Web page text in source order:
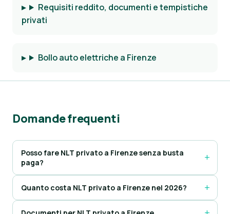
Requisiti reddito, documenti e tempistiche
privati
Bollo auto elettriche a Firenze
Domande frequenti
Posso fare NLT privato a Firenze senza busta
paga?
Quanto costa NLT privato a Firenze nel 2026?